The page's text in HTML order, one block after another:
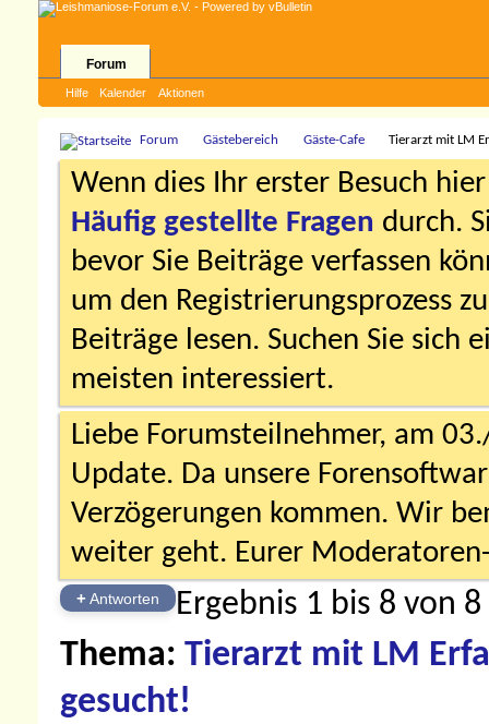
Forum
Hilfe Kalender Aktionen
Forum Gästebereich Gäste-Cafe Tierarzt mit LM
Wenn dies Ihr erster Besuch
Häufig gestellte Fragen durch.
bevor Sie Beiträge verfassen
um den Registrierungsprozess
Beiträge lesen. Suchen Sie sich
meisten interessiert.
Liebe Forumsteilnehmer, am
Update. Da unsere
Verzögerungen kommen. Wir
weiter geht. Eurer
+Antworten Ergebnis 1 bis 8 von 8
Thema: Tierarzt mit LM
gesucht!